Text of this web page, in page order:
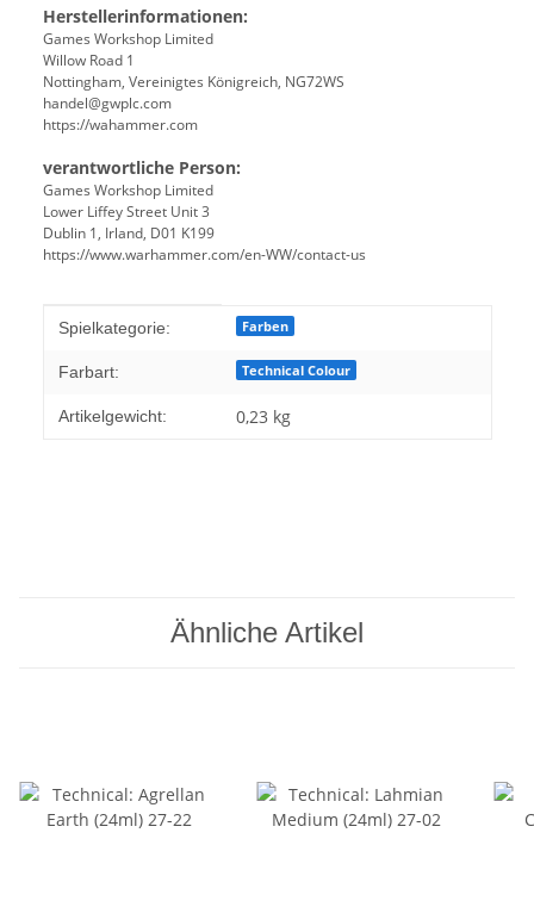
Herstellerinformationen:
Games Workshop Limited
Willow Road 1
Nottingham, Vereinigtes Königreich, NG72WS
handel@gwplc.com
https://wahammer.com
verantwortliche Person:
Games Workshop Limited
Lower Liffey Street Unit 3
Dublin 1, Irland, D01 K199
https://www.warhammer.com/en-WW/contact-us
Produkteigenschaft
Wert
Spielkategorie: Farben
Farbart: Technical Colour
Artikelgewicht: 0,23 kg
Ähnliche Artikel